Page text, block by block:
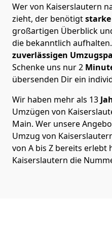
Wer von Kaiserslautern
zieht, der benötigt
großartigen Überblick
die bekanntlich
zuverlässigen
Schenke uns nur2
übersenden Dir ein
Wir haben mehr als 13
Umzügen von
Main. Wer unsere
Umzug von
von A bis Z bereits
Kaiserslautern die